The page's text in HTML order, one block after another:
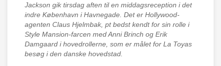
Jackson gik tirsdag aften til en middagsreception i det
indre København i Havnegade. Det er Hollywood-
agenten Claus Hjelmbak, pt bedst kendt for sin rolle i
Style Mansion-farcen med Anni Brinch og Erik
Damgaard i hovedrollerne, som er målet for La Toyas
besøg i den danske hovedstad.